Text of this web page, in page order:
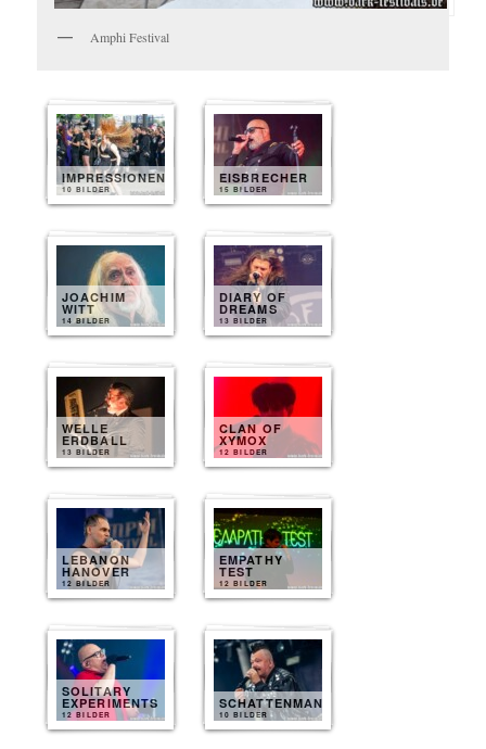
Amphi Festival
IMPRESSIONEN
10 BILDER
EISBRECHER
15 BILDER
JOACHIM
WITT
14 BILDER
DIARY OF
DREAMS
13 BILDER
WELLE
ERDBALL
13 BILDER
CLAN OF
XYMOX
12 BILDER
LEBANON
HANOVER
12 BILDER
EMPATHY
TEST
12 BILDER
SOLITARY
EXPERIMENTS
12 BILDER
SCHATTENMANN
10 BILDER